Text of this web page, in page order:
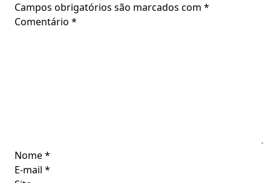
Campos obrigatórios são marcados com *
Comentário *
Nome*
E-mail *